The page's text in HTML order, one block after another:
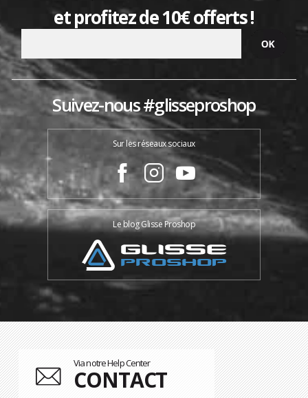
et profitez de 10€ offerts !
Suivez-nous #glisseproshop
Sur les réseaux sociaux
Le blog Glisse Proshop
Via notre Help Center
CONTACT